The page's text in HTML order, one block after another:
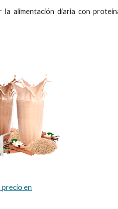
alimentación diaria con
en